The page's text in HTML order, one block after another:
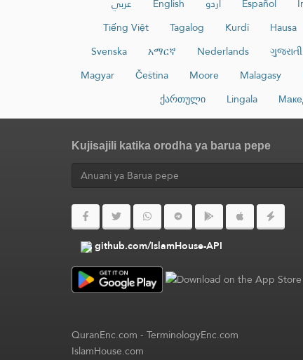
Tiếng Việt
Tagalog Kurdî Hausa
Svenska
አማርኛ Nederlands ગુજરાતી
Magyar
Čeština Moore Malagasy
ქართული
Lingala
Kujisajili katika orodha ya barua pepe
github.com/IslamHouse-API
QuranEnc.com-TerminologyEnc.com
IslamHouse.com